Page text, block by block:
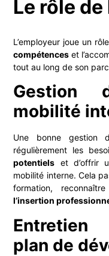
Le rôle de
L’employeur joue un
compétences et
tout au long de son
Gestion
mobilité
Une bonne gestion
régulièrement les
potentiels et d’offrir
mobilité interne. Cela
formation,
l’insertion
Entretien
plan de